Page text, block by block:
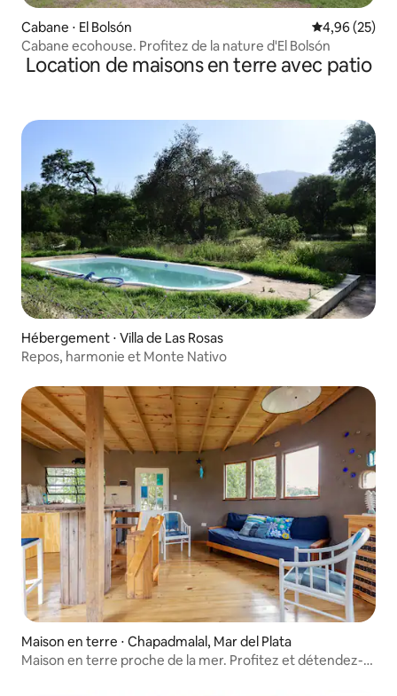
Cabane ⋅ El Bolsón Évaluation
4,96 (25)
Cabane ecohouse. Profitez de la nature d'El Bolsón
Location de maisons en terre avec patio
Hébergement ⋅ Villa de Las Rosas
Repos, harmonie et Monte Nativo
Maison en terre ⋅ Chapadmalal, Mar del Plata
Maison en terre proche de la mer. Profitez et détendez-